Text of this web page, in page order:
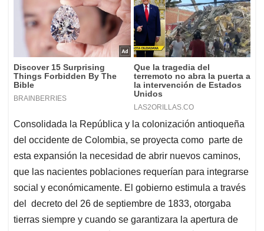
Consolidada la República y la colonización antioqueña
del occidente de Colombia, se proyecta como parte de
esta expansión la necesidad de abrir nuevos caminos,
que las nacientes poblaciones requerían para integrarse
social y económicamente. El gobierno estimula a través
del decreto del 26 de septiembre de 1833, otorgaba
tierras siempre y cuando se garantizara la apertura de